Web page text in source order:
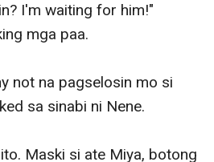
I'm waiting for him!"
mga paa.
not na pagselosin mo si
sa sinabi ni Nene.
Maski si ate Miya, botong